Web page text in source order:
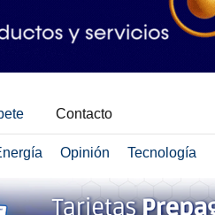
Contacto
Opinión Tecnología